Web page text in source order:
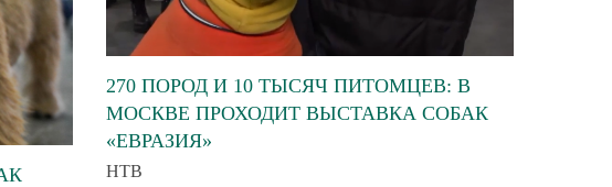
270 ПОРОД И 10 ТЫСЯЧ ПИТОМЦЕВ: В
МОСКВЕ ПРОХОДИТ ВЫСТАВКА СОБАК
«ЕВРАЗИЯ»
НТВ